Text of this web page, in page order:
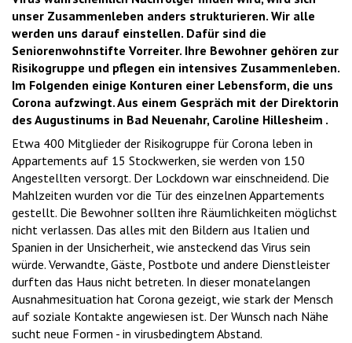
unser Zusammenleben anders strukturieren. Wir alle
werden uns darauf einstellen. Dafür sind die
Seniorenwohnstifte Vorreiter. Ihre Bewohner gehören zur
Risikogruppe und pflegen ein intensives Zusammenleben.
Im Folgenden einige Konturen einer Lebensform, die uns
Corona aufzwingt. Aus einem Gespräch mit der Direktorin
des Augustinums in Bad Neuenahr, Caroline Hillesheim .
Etwa 400 Mitglieder der Risikogruppe für Corona leben in
Appartements auf 15 Stockwerken, sie werden von 150
Angestellten versorgt. Der Lockdown war einschneidend. Die
Mahlzeiten wurden vor die Tür des einzelnen Appartements
gestellt. Die Bewohner sollten ihre Räumlichkeiten möglichst
nicht verlassen. Das alles mit den Bildern aus Italien und
Spanien in der Unsicherheit, wie ansteckend das Virus sein
würde. Verwandte, Gäste, Postbote und andere Dienstleister
durften das Haus nicht betreten. In dieser monatelangen
Ausnahmesituation hat Corona gezeigt, wie stark der Mensch
auf soziale Kontakte angewiesen ist. Der Wunsch nach Nähe
sucht neue Formen - in virusbedingtem Abstand.